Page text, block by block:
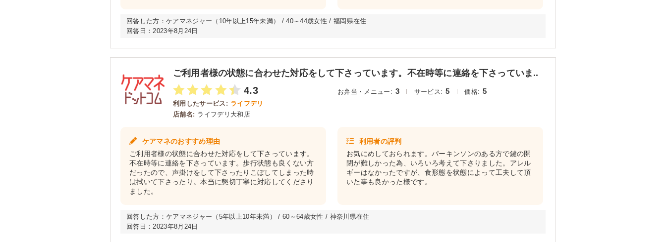
回答した方： ケアマネジャー（10年以上15年未満） / 40～44歳女性 / 福岡県在住
回答日：2023年8月24日
ご利用者様の状態に合わせた対応をして下さっています。不在時等に連絡を下さっていま..
回答した方： ケアマネジャー（5年以上10年未満） / 60～64歳女性 / 神奈川県在住
回答日：2023年8月24日
利用したサービス: ライフデリ
店舗名: ライフデリ大和店
4.3 お弁当・メニュー: 3 サービス: 5 価格: 5
ケアマネのおすすめ理由
ご利用者様の状態に合わせた対応をして下さっています。
不在時等に連絡を下さっています。歩行状態も良くない方
だったので、声掛けをして下さったりこぼしてしまった時
は拭いて下さったり。本当に懇切丁寧に対応してくださり
ました。
利用者の評判
お気にめしておられます。パーキンソンのある方で鍵の開
閉が難しかった為、いろいろ考えて下さりました。アレル
ギーはなかったですが、食形態を状態によって工夫して頂
いた事も良かった様です。